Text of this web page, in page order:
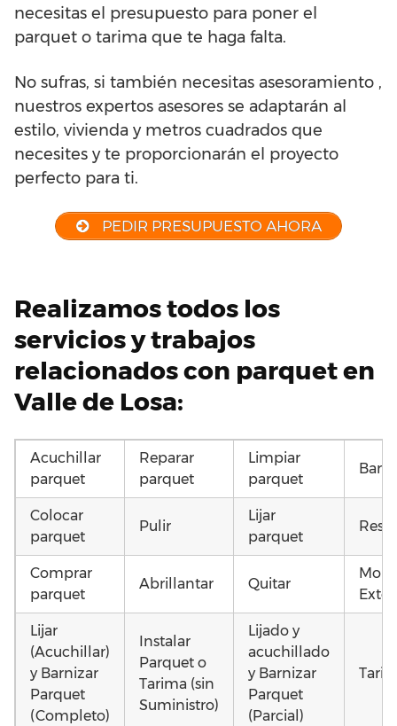
necesitas el presupuesto para poner el
parquet o tarima que te haga falta.
No sufras, si también necesitas asesoramiento ,
nuestros expertos asesores se adaptarán al
estilo, vivienda y metros cuadrados que
necesites y te proporcionarán el proyecto
perfecto para ti.
PEDIR PRESUPUESTO AHORA
Realizamos todos los
servicios y trabajos
relacionados con parquet en
Valle de Losa:
Acuchillar
parquet
Reparar
parquet
Limpiar
parquet
Colocar
parquet
Pulir
Lijar
parquet
Comprar
parquet
Abrillantar Quitar
Lijar
(Acuchillar)
y Barnizar
Parquet
(Completo)
Instalar
Parquet o
Tarima (sin
Suministro)
Lijado y
acuchillado
y Barnizar
Parquet
(Parcial)